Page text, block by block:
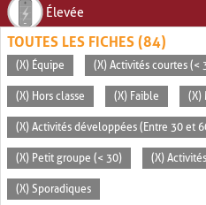
Élevée
TOUTES LES FICHES (84)
(X) Équipe (X) Activités courtes (<
(X) Hors classe (X) Faible (X)
(X) Activités développées (Entre 30 et
(X) Petit groupe (< 30) (X)
(X) Sporadiques